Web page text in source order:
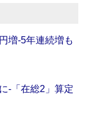
増‐5年連続増も
‐「在総2」算定